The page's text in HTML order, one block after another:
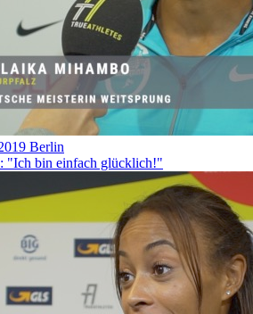
Berlin
"Ich bin einfach glücklich!"